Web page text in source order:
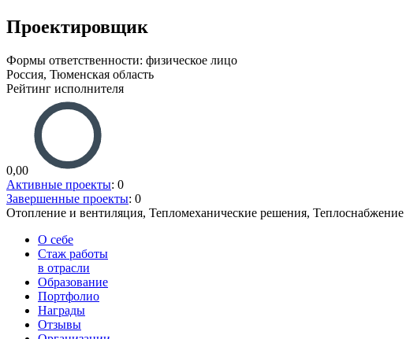
Проектировщик
Формы ответственности: физическое лицо
Россия, Тюменская область
Рейтинг исполнителя
0,00
Активные проекты: 0
Завершенные проекты: 0
Отопление и вентиляция, Тепломеханические решения, Теплоснабжение
О себе
Стаж работы
в отрасли
Образование
Портфолио
Награды
Отзывы